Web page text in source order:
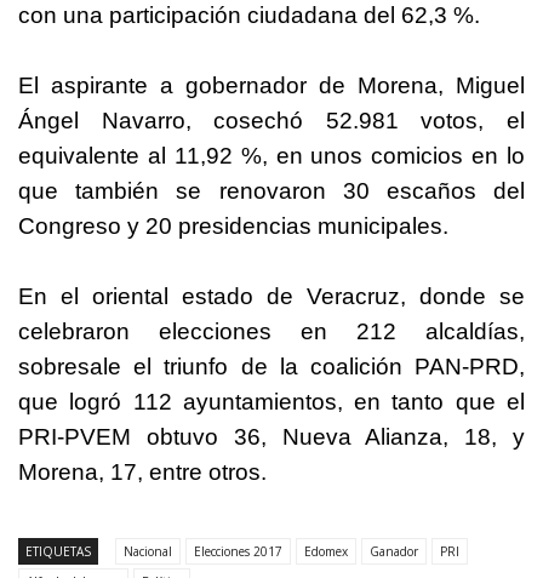
con una participación ciudadana del 62,3 %.
El aspirante a gobernador de Morena, Miguel
Ángel Navarro, cosechó 52.981 votos, el
equivalente al 11,92 %, en unos comicios en lo
que también se renovaron 30 escaños del
Congreso y 20 presidencias municipales.
En el oriental estado de Veracruz, donde se
celebraron elecciones en 212 alcaldías,
sobresale el triunfo de la coalición PAN-PRD,
que logró 112 ayuntamientos, en tanto que el
PRI-PVEM obtuvo 36, Nueva Alianza, 18, y
Morena, 17, entre otros.
ETIQUETAS Nacional Elecciones 2017 Edomex Ganador
PRI